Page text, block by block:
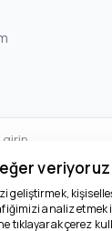
veriyoruz
geliştirmek,
analiz etmek
tıklayarak çerez